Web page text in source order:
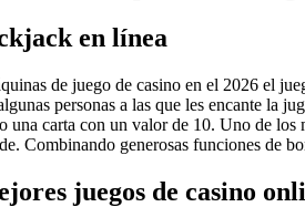
en línea
de juego de casino en el 2026 el
personas a las que les encante la
una carta con un valor de 10. Uno de
Combinando generosas funciones de
juegos de casino